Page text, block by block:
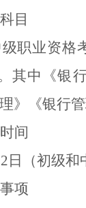
目
职业资格
其中《银
》《银行管
间
日（初级和
项